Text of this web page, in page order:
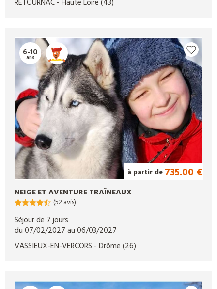
RETOURNAC- Haute Loire(43)
6-10
ans
à partir de 735.00 €
NEIGE ET AVENTURE TRAÎNEAUX
(52 avis)
Séjour de 7 jours
du 07/02/2027 au 06/03/2027
VASSIEUX-EN-VERCORS - Drôme(26)